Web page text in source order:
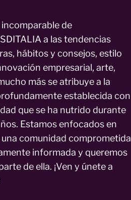
incomparable de
a las tendencias
hábitos y consejos, estilo
empresarial, arte,
más se atribuye a la
establecida con
que se ha nutrido durante
Estamos enfocados en
comunidad comprometida
informada y queremos
de ella. ¡Ven y únete a